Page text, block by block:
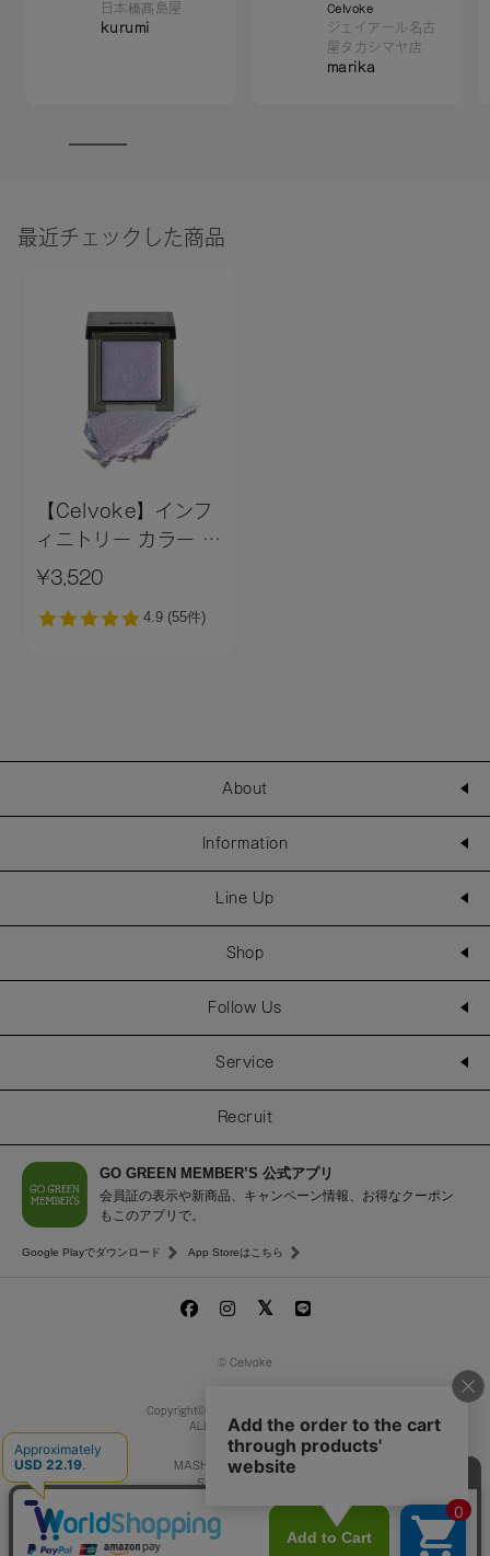
日本橋髙島屋
kurumi
Celvoke
ジェイアール名古
屋タカシマヤ店
marika
最近チェックした商品
【Celvoke】インフ
ィニトリー カラー N
＜全11色＞
¥3,520
About
Information
Line Up
Shop
Follow Us
Service
Recruit
GO GREEN MEMBER’S 公式アプリ
会員証の表示や新商品、キャンペーン情報、お得なクーポン
もこのアプリで。
Google Playでダウンロード App Storeはこちら
© Celvoke
Copyright© MASH Beauty Lab Co.,Ltd.
ALL Rights Reserved.
MASH GO GREEN STORE
SNIDEL BEAUTY
F ORGANICS
/